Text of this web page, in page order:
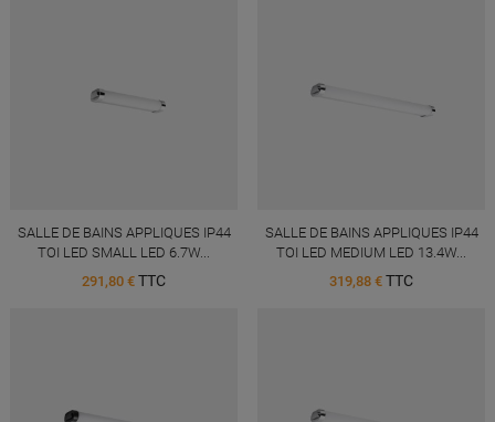
SALLE DE BAINS APPLIQUES IP44
TOI LED SMALL LED 6.7W...
291,80 € TTC
SALLE DE BAINS APPLIQUES IP44
TOI LED MEDIUM LED 13.4W...
319,88 € TTC